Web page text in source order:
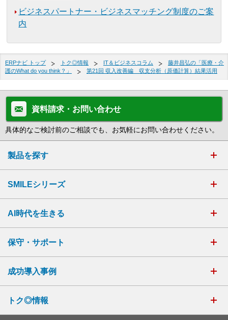
ビジネスパートナー・ビジネスマッチング制度のご案
内
ERPナビ トップ トク◎情報 IT＆ビジネスコラム
藤井昌弘の「医療・介
護のWhat do you think？」
第21回 収入改善編 収支分析（原価計算）結果活用
資料請求・お問い合わせ
具体的なご検討前のご相談でも、お気軽にお問い合わせください。
製品を探す
SMILEシリーズ
AI時代を生きる
保守・サポート
成功導入事例
トク◎情報